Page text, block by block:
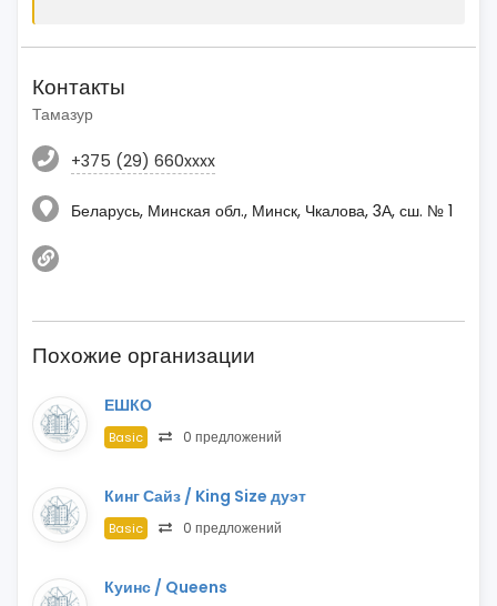
Контакты
Тамазур
+375 (29) 660xxxx
Беларусь, Минская обл., Минск, Чкалова, 3А, сш. № 1
Похожие организации
ЕШКО
Basic 0 предложений
Кинг Сайз / King Size дуэт
Basic 0 предложений
Куинс / Queens